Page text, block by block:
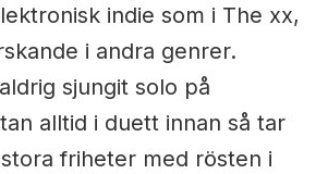
indie som i The xx,
i andra genrer.
sjungit solo på
alltid i duett innan så tar
friheter med rösten i